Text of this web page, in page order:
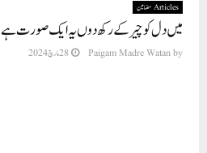
Articles مضامین
میں دل کو چیر کے رکھ دوں یہ ایک صورت ہے
by
Paigam Madre Watan 28 مارچ 2024